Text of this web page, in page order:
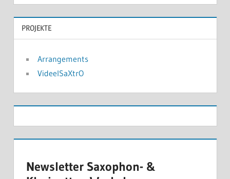
PROJEKTE
Arrangements
VideelSaXtrO
Newsletter Saxophon- &